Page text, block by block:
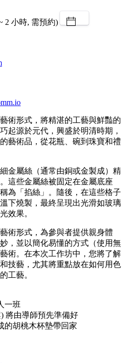
2 小時, 需預約)
術形式，將精湛的工藝與鮮豔的
起源於元代，興盛於明清時期，
藝術品，從花瓶、碗到珠寶和禮
金屬絲（通常由銅或金製成）精
這些金屬絲被固定在金屬底座
為「掐絲」。隨後，在這些格子
下燒製，最終呈現出光滑如玻璃
效果。
術形式，為參與者提供親身體
，並以簡化易懂的方式（使用無
術。在本次工作坊中，您將了解
技藝，尤其將重點放在如何用色
工藝。
一班
將由導師預先準備好
的胡桃木杯墊帶回家